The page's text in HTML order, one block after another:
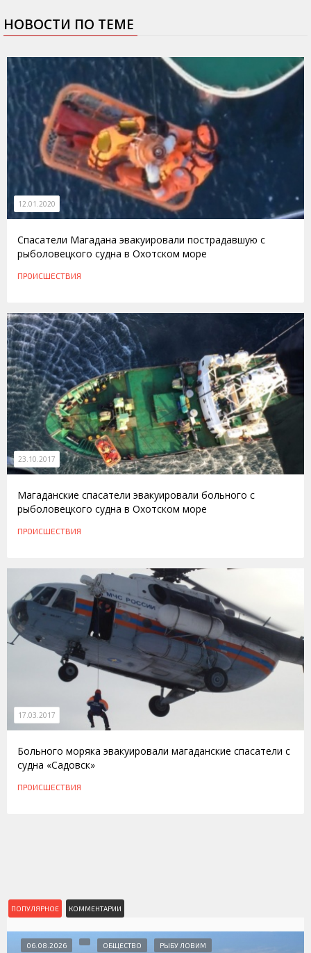
НОВОСТИ ПО ТЕМЕ
12.01.2020
Спасатели Магадана эвакуировали пострадавшую с
рыболовецкого судна в Охотском море
ПРОИСШЕСТВИЯ
23.10.2017
Магаданские спасатели эвакуировали больного с
рыболовецкого судна в Охотском море
ПРОИСШЕСТВИЯ
17.03.2017
Больного моряка эвакуировали магаданские спасатели с
судна «Садовск»
ПРОИСШЕСТВИЯ
ПОПУЛЯРНОЕ КОММЕНТАРИИ
06.08.2026 ОБЩЕСТВО РЫБУ ЛОВИМ